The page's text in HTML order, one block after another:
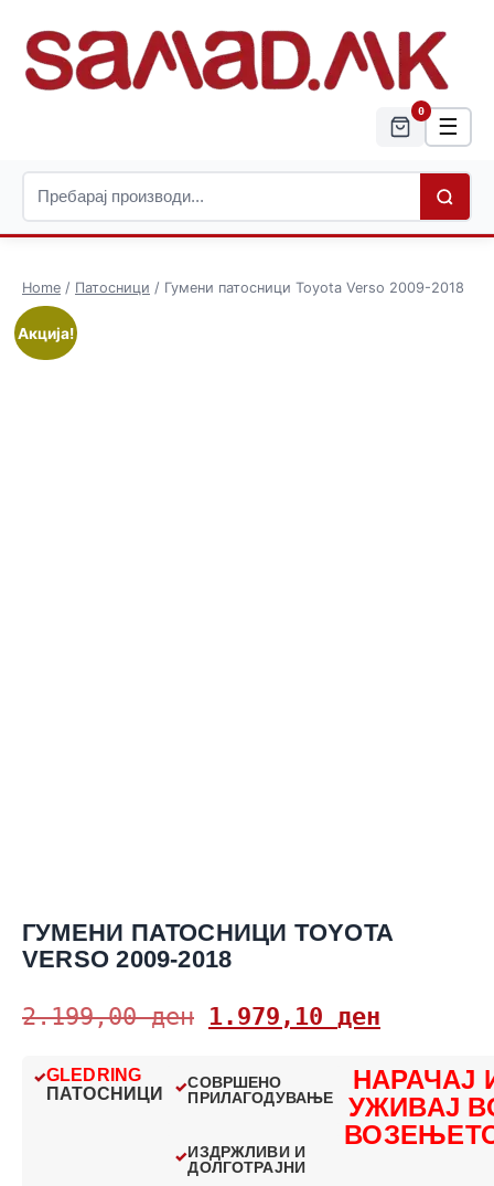
0
☰
Home / Патосници / Гумени патосници Toyota Verso 2009-2018
Акција!
ГУМЕНИ ПАТОСНИЦИ TOYOTA
VERSO 2009-2018
2.199,00ден 1.979,10 ден
GLEDRING
ПАТОСНИЦИ
СОВРШЕНО
ПРИЛАГОДУВАЊЕ
ИЗДРЖЛИВИ И
ДОЛГОТРАЈНИ
НАРАЧАЈ
УЖИВАЈ